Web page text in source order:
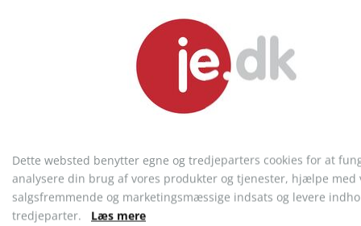
fra 172,44 kr.
fra 184,94 kr.
Dette websted benytter egne og tredjeparters cookies for at
analysere din brug af vores produkter og tjenester, hjælpe med
salgsfremmende og marketingsmæssige indsats og levere
tredjeparter. Læs mere